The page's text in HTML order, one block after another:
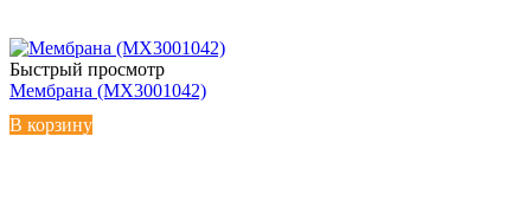
Быстрый просмотр
Мембрана (MX3001042)
В корзину